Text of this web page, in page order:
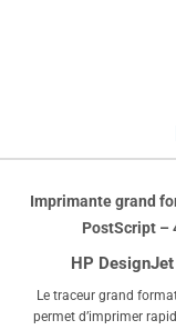
Imprimante grand
PostScript –
HP
Le traceur grand
permet d’imprimer